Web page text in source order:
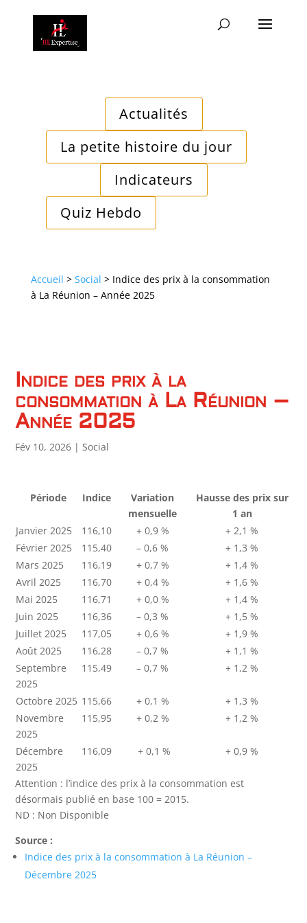
Actualités
La petite histoire du jour
Indicateurs
Quiz Hebdo
Accueil > Social > Indice des prix à la consommation
à La Réunion – Année 2025
Indice des prix à la
consommation à La Réunion –
Année 2025
Fév 10, 2026 |Social
Période Indice
Variation
mensuelle
Hausse des prix sur
1 an
Janvier 2025
116,10 + 0,9 %
+ 2,1 %
Février 2025
115,40 – 0,6 %
+ 1,3 %
Mars 2025
116,19 + 0,7 %
+ 1,4 %
Avril 2025
116,70 + 0,4 %
+ 1,6 %
Mai 2025
116,71 + 0,0 %
+ 1,4 %
Juin 2025
116,36 – 0,3 %
+ 1,5 %
Juillet 2025
117,05 + 0,6 %
+ 1,9 %
Août 2025
116,28 – 0,7 %
+ 1,1 %
Septembre
2025
115,49 – 0,7 % + 1,2 %
Octobre 2025 115,66 + 0,1 %
+ 1,3 %
Novembre
2025
115,95 + 0,2 % + 1,2 %
Décembre
2025
116,09 + 0,1 % + 0,9 %
Attention : l’indice des prix à la consommation est
désormais publié en base 100 = 2015.
ND : Non Disponible
Source :
Indice des prix à la consommation à La Réunion –
Décembre 2025